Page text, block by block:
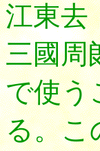
江東去
三國周
で使う
る。こ